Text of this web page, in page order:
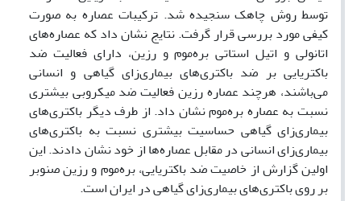
توسط روش چاهک سنجیده شد. ترکیبات عصاره به صورت
کیفی مورد بررسی قرار گرفت. نتایج نشان داد که عصاره‌های
اتانولی و اتیل استاتی بره‌موم و رزین، دارای فعالیت ضد
باکتریایی بر ضد باکتری‌های بیماری‌زای گیاهی و انسانی
می‌باشند، هرچند عصاره رزین فعالیت ضد میکروبی بیشتری
نسبت به عصاره بره‌موم نشان داد. از طرف دیگر باکتری‌های
بیماری‌زای گیاهی حساسیت بیشتری نسبت به باکتری‌های
بیماری‌زای انسانی در مقابل عصاره‌ها از خود نشان دادند. این
اولین گزارش از خاصیت ضد باکتریایی، بره‌موم و رزین صنوبر
بر روی باکتری‌های بیماری‌زای گیاهی در ایران است.